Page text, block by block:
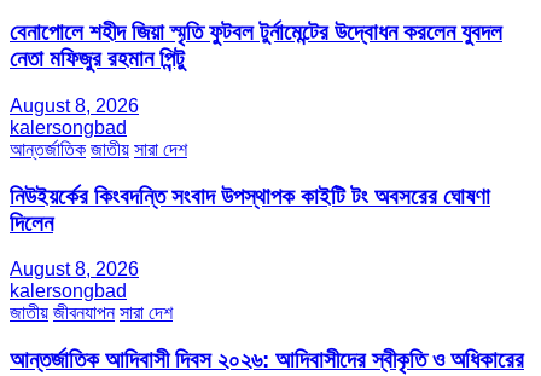
বেনাপোলে শহীদ জিয়া স্মৃতি ফুটবল টুর্নামেন্টের উদ্বোধন করলেন যুবদল
নেতা মফিজুর রহমান পিন্টু
August 8, 2026
kalersongbad
আন্তর্জাতিক জাতীয় সারা দেশ
নিউইয়র্কের কিংবদন্তি সংবাদ উপস্থাপক কাইটি টং অবসরের ঘোষণা
দিলেন
August 8, 2026
kalersongbad
জাতীয় জীবনযাপন সারা দেশ
আন্তর্জাতিক আদিবাসী দিবস ২০২৬: আদিবাসীদের স্বীকৃতি ও অধিকারের